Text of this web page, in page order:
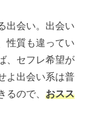
出会い。出会い
性質も違ってい
、セフレ希望が
よ出会い系は普
るので、おスス